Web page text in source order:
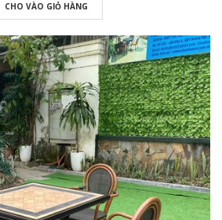
CHO VÀO GIỎ HÀNG